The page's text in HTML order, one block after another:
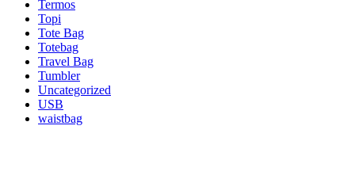
Termos
Topi
Tote Bag
Totebag
Travel Bag
Tumbler
Uncategorized
USB
waistbag